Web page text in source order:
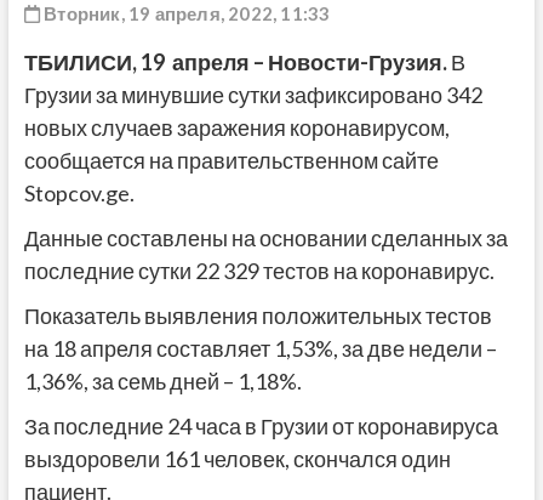
Вторник, 19 апреля, 2022, 11:33
ТБИЛИСИ, 19 апреля – Новости-Грузия.В
Грузии за минувшие сутки зафиксировано 342
новых случаев заражения коронавирусом,
сообщается на правительственном сайте
Stopcov.ge.
Данные составлены на основании сделанных за
последние сутки 22 329 тестов на коронавирус.
Показатель выявления положительных тестов
на 18 апреля составляет 1,53%, за две недели –
1,36%, за семь дней – 1,18%.
За последние 24 часа в Грузии от коронавируса
выздоровели 161 человек, скончался один
пациент.